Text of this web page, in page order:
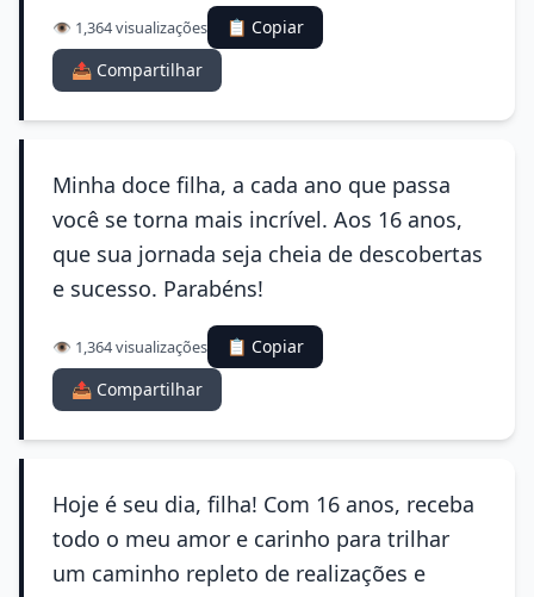
👁️ 1,364 visualizações
📋 Copiar
📤 Compartilhar
Minha doce filha, a cada ano que passa
você se torna mais incrível. Aos 16 anos,
que sua jornada seja cheia de descobertas
e sucesso. Parabéns!
👁️ 1,364 visualizações
📋 Copiar
📤 Compartilhar
Hoje é seu dia, filha! Com 16 anos, receba
todo o meu amor e carinho para trilhar
um caminho repleto de realizações e